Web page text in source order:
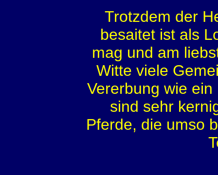
Trotzdem der
besaitet ist als
mag und am
Witte viele
Vererbung wie
sind sehr
Pferde, die umso